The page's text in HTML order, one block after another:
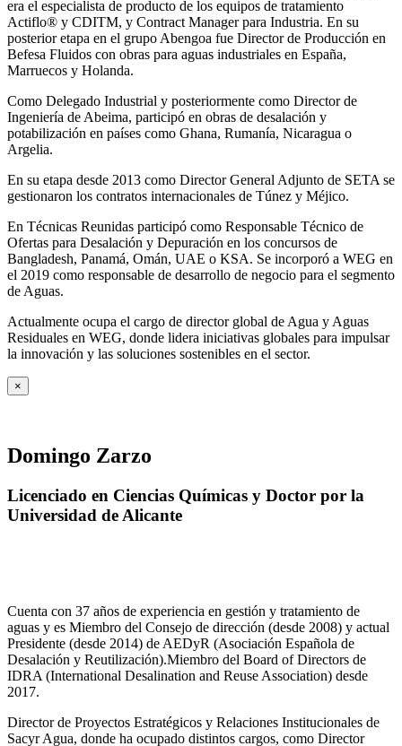
era el especialista de producto de los equipos de tratamiento
Actiflo® y CDITM, y Contract Manager para Industria. En su
posterior etapa en el grupo Abengoa fue Director de Producción en
Befesa Fluidos con obras para aguas industriales en España,
Marruecos y Holanda.
Como Delegado Industrial y posteriormente como Director de
Ingeniería de Abeima, participó en obras de desalación y
potabilización en países como Ghana, Rumanía, Nicaragua o
Argelia.
En su etapa desde 2013 como Director General Adjunto de SETA se
gestionaron los contratos internacionales de Túnez y Méjico.
En Técnicas Reunidas participó como Responsable Técnico de
Ofertas para Desalación y Depuración en los concursos de
Bangladesh, Panamá, Omán, UAE o KSA. Se incorporó a WEG en
el 2019 como responsable de desarrollo de negocio para el segmento
de Aguas.
Actualmente ocupa el cargo de director global de Agua y Aguas
Residuales en WEG, donde lidera iniciativas globales para impulsar
la innovación y las soluciones sostenibles en el sector.
×
Domingo Zarzo
Licenciado en Ciencias Químicas y Doctor por la
Universidad de Alicante
Cuenta con 37 años de experiencia en gestión y tratamiento de
aguas y es Miembro del Consejo de dirección (desde 2008) y actual
Presidente (desde 2014) de AEDyR (Asociación Española de
Desalación y Reutilización).Miembro del Board of Directors de
IDRA (International Desalination and Reuse Association) desde
2017.
Director de Proyectos Estratégicos y Relaciones Institucionales de
Sacyr Agua, donde ha ocupado distintos cargos, como Director